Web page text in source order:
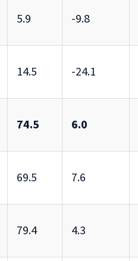
5.9 -9.8
14.5 -24.1
74.5 6.0
69.5 7.6
79.4 4.3